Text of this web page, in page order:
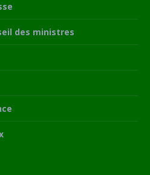
des ministres